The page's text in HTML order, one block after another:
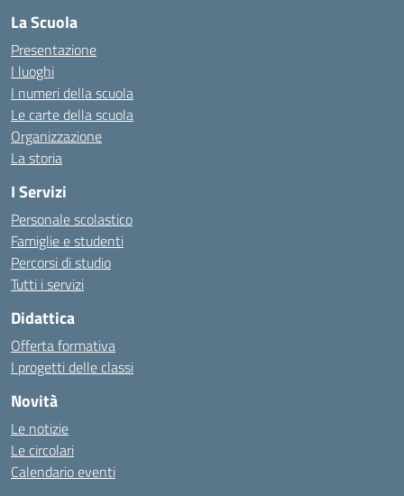
La Scuola
Presentazione
I luoghi
I numeri della scuola
Le carte della scuola
Organizzazione
La storia
I Servizi
Personale scolastico
Famiglie e studenti
Percorsi di studio
Tutti i servizi
Didattica
Offerta formativa
I progetti delle classi
Novità
Le notizie
Le circolari
Calendario eventi